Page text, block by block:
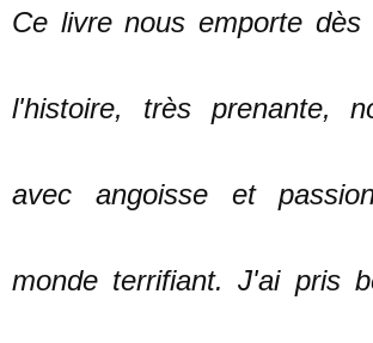
Ce livre nous emporte
l'histoire, très prenante,
avec angoisse et
monde terrifiant. J'ai pris